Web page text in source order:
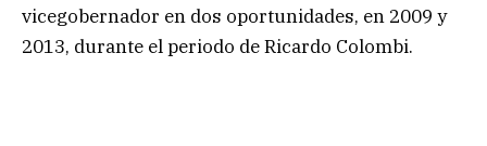
vicegobernador en dos oportunidades, en 2009 y
2013, durante el periodo de Ricardo Colombi.